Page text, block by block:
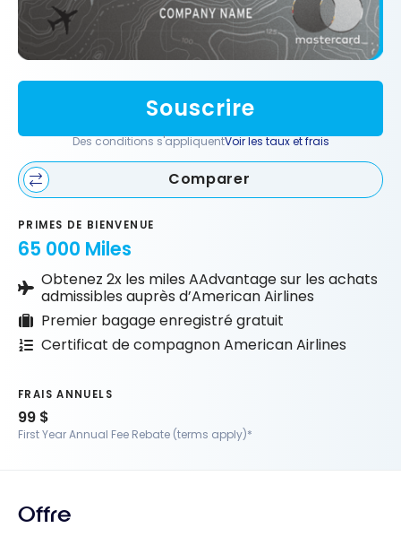
Souscrire
Des conditions s'appliquentVoir les taux et frais
Comparer
PRIMES DE BIENVENUE
65 000 Miles
Obtenez 2x les miles AAdvantage sur les achats
admissibles auprès d’American Airlines
Premier bagage enregistré gratuit
Certificat de compagnon American Airlines
FRAIS ANNUELS
99 $
First Year Annual Fee Rebate (terms apply)*
Offre